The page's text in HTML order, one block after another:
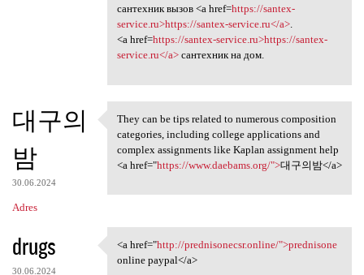
сантехник вызов <a href=https://santex-
service.ru>https://santex-service.ru</a>.
<a href=https://santex-service.ru>https://santex-
service.ru</a>сантехник на дом.
대구의
밤
30.06.2024
Adres
They can be tips related to
They can be tips related to numerous composition
categories, including college applications and
complex assignments like Kaplan assignment help
<a href="https://www.daebams.org/">대구의밤</a>
drugs
30.06.2024
<a href="http://prednisonecsr
<a href="http://prednisonecsr.online/">prednisone
online paypal</a>